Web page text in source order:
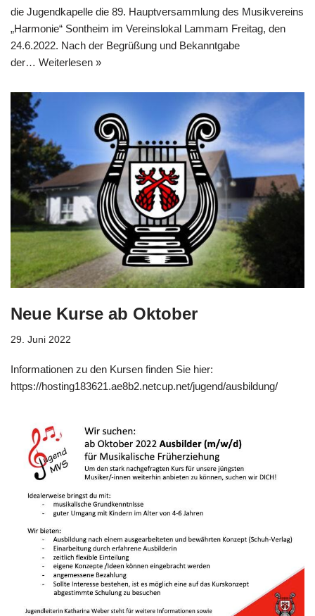
die Jugendkapelle die 89. Hauptversammlung des Musikvereins
„Harmonie“ Sontheim im Vereinslokal Lammam Freitag, den
24.6.2022. Nach der Begrüßung und Bekanntgabe
der… Weiterlesen »
Neue Kurse ab Oktober
29. Juni 2022
Informationen zu den Kursen finden Sie hier:
https://hosting183621.ae8b2.netcup.net/jugend/ausbildung/